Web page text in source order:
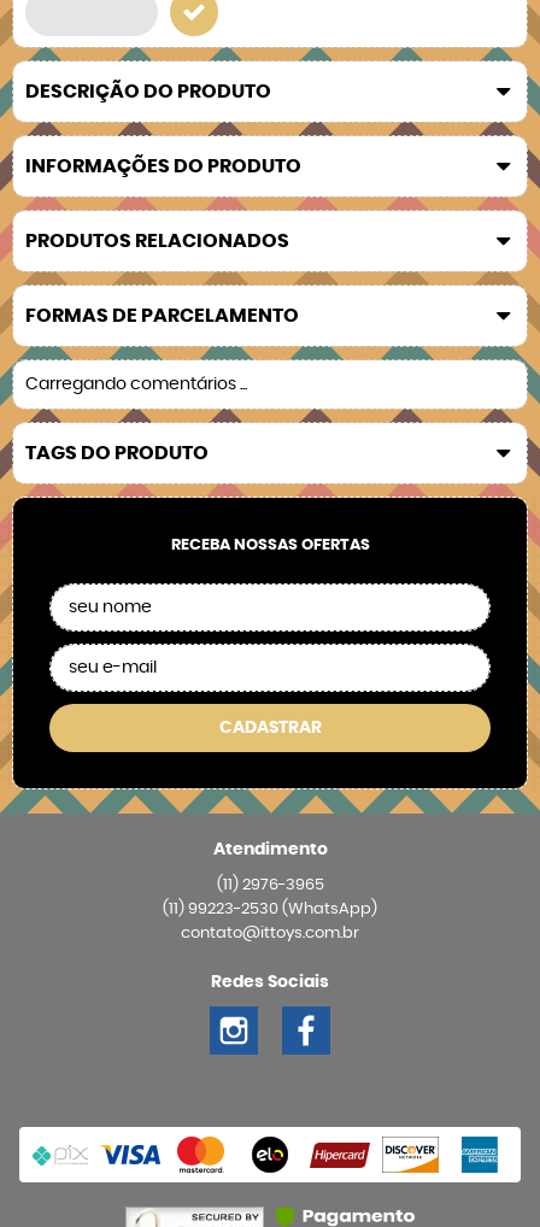
DESCRIÇÃO DO PRODUTO
INFORMAÇÕES DO PRODUTO
PRODUTOS RELACIONADOS
FORMAS DE PARCELAMENTO
Carregando comentários ...
TAGS DO PRODUTO
RECEBA NOSSAS OFERTAS
CADASTRAR
Atendimento
(11)2976-3965
(11) 99223-2530 (WhatsApp)
contato@ittoys.com.br
Redes Sociais